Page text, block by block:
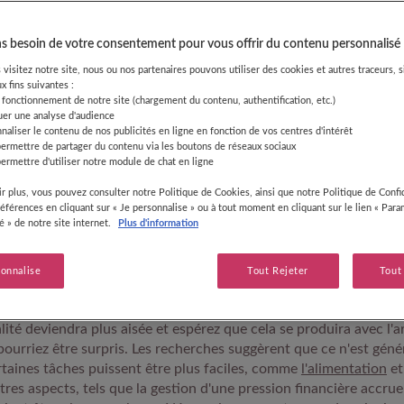
deuxième, ou comment l'aîné réagira à l'arrivée du
normales pour les parents. Néanmoins, essayez de ne
accueillir un deuxième enfant pourront vous aider à
de votre vie familiale.
vous à de nouveaux défis
novice, vous avez probablement vécu une courbe
hauts et des bas, en jonglant avec toutes les facettes de la
siestes. Cette fois-ci, en accueillant un deuxième enfant, vous
de nombreuses choses plus simples. Cependant, si vous
deviendra plus aisée et espérez que cela se produira avec
être surpris. Les recherches suggèrent que ce n'est
tâches puissent être plus faciles, comme l'alimentation
aspects, tels que la gestion d'une pression financière
besoin de votre consentement pour vous offrir du contenu personnalisé
visitez notre site, nous ou nos partenaires pouvons utiliser des cookies et autres traceurs,
fins suivantes :
de notre site (chargement du contenu, authentification, etc.)
une analyse d'audience
le contenu de nos publicités en ligne en fonction de vos centres d'intérêt
de partager du contenu via les boutons de réseaux sociaux
d'utiliser notre module de chat en ligne
plus, vous pouvez consulter notre Politique de Cookies, ainsi que notre Politique de
en cliquant sur « Je personnalise » ou à tout moment en cliquant sur le lien «
» de notre site internet.
Plus d'information
Tout Rejeter Tout